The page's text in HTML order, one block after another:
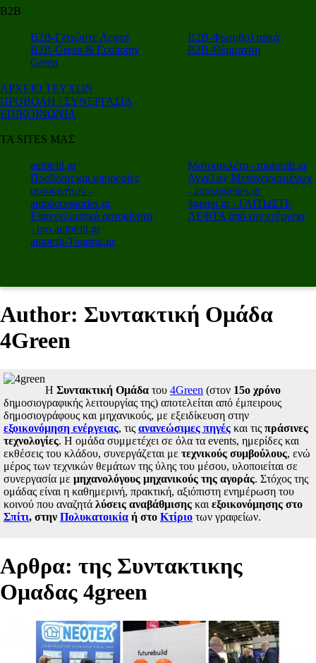
Β2Β
Β2Β-Γλιτώστε Λεφτά
Β2Β-Green & Economy
Green
Β2Β-Φωτοβολταϊκά
Β2Β-Θέρμανση
ΑΡΧΕΙΟ ΤΕΥΧΩΝ
ΠΡΟΒΟΛΗ / ΣΥΝΕΡΓΑΣΙΑ
ΕΠΙΚΟΙΝΩΝΙΑ
ΤΑ SITES ΜΑΣ
autotriti.gr
Προϊόντα και υπηρεσίες
αυτοκινήτου -
autoaccessories.gr
Επαγγελματικά αυτοκίνητα
- pro.autotriti.gr
autotriti-Touring.gr
Μοτοσικλέτα - mototriti.gr
Αγγελιες Μεταχειρισμένων
- autoaggelies.gr
4green.gr - ΓΛΙΤΩΣΤΕ
ΛΕΦΤΑ από την ενέργεια
Author: Συντακτική Ομάδα
4Green
Η Συντακτική Ομάδα του 4Green (στον 15ο χρόνο
δημοσιογραφικής λειτουργίας της) αποτελείται από έμπειρους
δημοσιογράφους και μηχανικούς, με εξειδίκευση στην
εξοικονόμηση ενέργειας, τις ανανεώσιμες πηγές και τις πράσινες
τεχνολογίες. Η ομάδα συμμετέχει σε όλα τα events, ημερίδες και
εκθέσεις του κλάδου, συνεργάζεται με τεχνικούς συμβούλους, ενώ
μέρος των τεχνικών θεμάτων της ύλης του μέσου, υλοποιείται σε
συνεργασία με μηχανολόγους μηχανικούς της αγοράς. Στόχος της
ομάδας είναι η καθημερινή, πρακτική, αξιόπιστη ενημέρωση του
κοινού που αναζητά λύσεις αναβάθμισης και εξοικονόμησης στο
Σπίτι, στην Πολυκατοικία ή στο Κτίριο των γραφείων.
Aρθρα: της Συντακτικης
Ομαδας 4green